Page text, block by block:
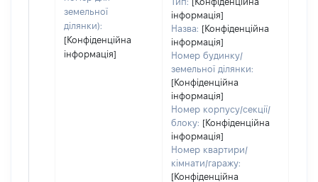
земельної
ділянки):
[Конфіденційна
інформація]
інформація]
Назва: [Конфіденційна
інформація]
Номер будинку/
земельної ділянки:
[Конфіденційна
інформація]
Номер корпусу/секції/
блоку: [Конфіденційна
інформація]
Номер квартири/
кімнати/гаражу:
[Конфіденційна